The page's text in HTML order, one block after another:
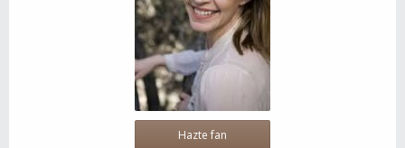
Hazte fan